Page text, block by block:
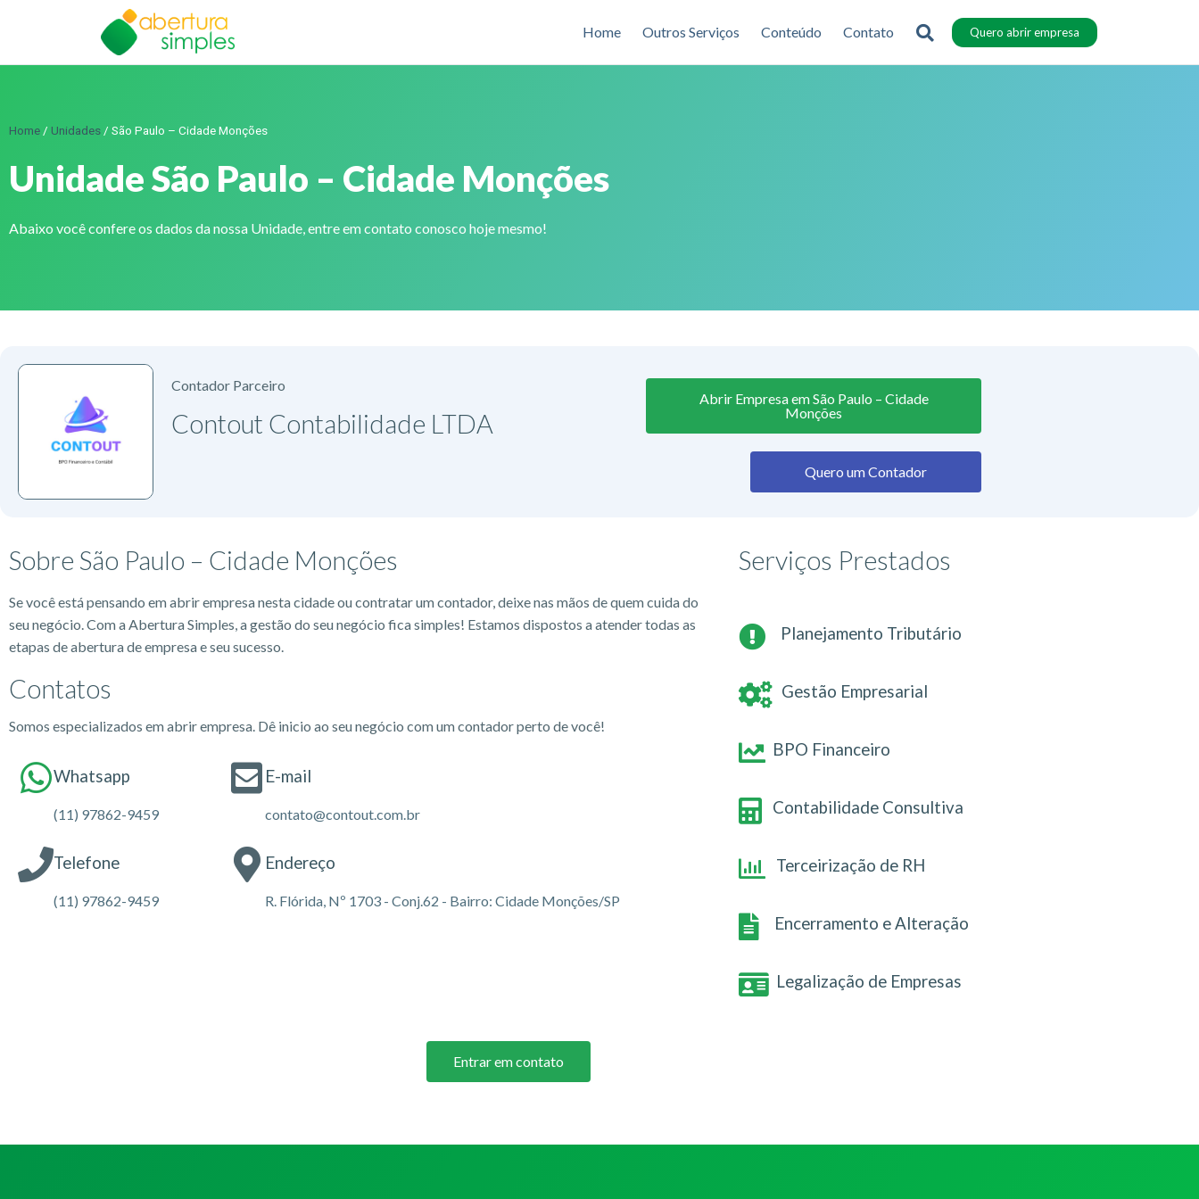
Home Outros Serviços Conteúdo Contato Quero abrir empresa
Home / Unidades / São Paulo – Cidade Monções
Unidade São Paulo – Cidade Monções
Abaixo você confere os dados da nossa Unidade, entre em contato conosco hoje mesmo!
Contador Parceiro
Contout Contabilidade LTDA
Abrir Empresa em São Paulo – Cidade
Monções
Quero um Contador
Sobre São Paulo – Cidade Monções
Se você está pensando em abrir empresa nesta cidade ou contratar um contador, deixe nas mãos de quem cuida do
seu negócio. Com a Abertura Simples, a gestão do seu negócio fica simples! Estamos dispostos a atender todas as
etapas de abertura de empresa e seu sucesso.
Contatos
Somos especializados em abrir empresa. Dê inicio ao seu negócio com um contador perto de você!
Whatsapp
(11) 97862-9459
Telefone
(11) 97862-9459
E-mail
contato@contout.com.br
Endereço
R. Flórida, Nº 1703 - Conj.62 - Bairro: Cidade Monções/SP
Serviços Prestados
Planejamento Tributário
Gestão Empresarial
BPO Financeiro
Contabilidade Consultiva
Terceirização de RH
Encerramento e Alteração
Legalização de Empresas
Entrar em contato